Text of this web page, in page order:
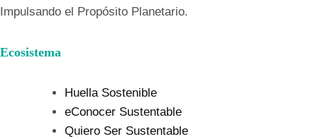
Impulsando el Propósito Planetario.
Ecosistema
Huella Sostenible
eConocer Sustentable
Quiero Ser Sustentable